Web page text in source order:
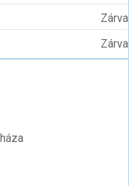
Zárva
Zárva